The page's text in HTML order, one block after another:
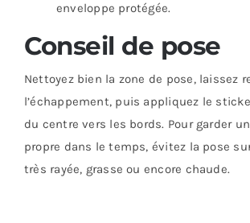
enveloppe protégée.
Conseil de pose
Nettoyez bien la zone de pose, laissez
l’échappement, puis appliquez le
du centre vers les bords. Pour garder
propre dans le temps, évitez la pose
très rayée, grasse ou encore chaude.